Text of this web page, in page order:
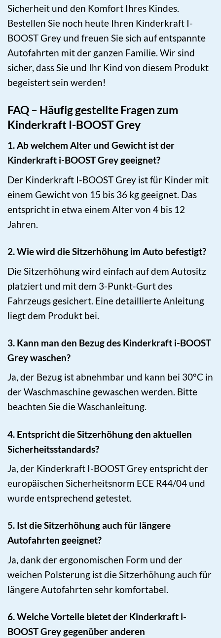
Sicherheit und den Komfort Ihres Kindes.
Bestellen Sie noch heute Ihren Kinderkraft I-
BOOST Grey und freuen Sie sich auf entspannte
Autofahrten mit der ganzen Familie. Wir sind
sicher, dass Sie und Ihr Kind von diesem Produkt
begeistert sein werden!
FAQ – Häufig gestellte Fragen zum
Kinderkraft I-BOOST Grey
1. Ab welchem Alter und Gewicht ist der
Kinderkraft i-BOOST Grey geeignet?
Der Kinderkraft I-BOOST Grey ist für Kinder mit
einem Gewicht von 15 bis 36 kg geeignet. Das
entspricht in etwa einem Alter von 4 bis 12
Jahren.
2. Wie wird die Sitzerhöhung im Auto befestigt?
Die Sitzerhöhung wird einfach auf dem Autositz
platziert und mit dem 3-Punkt-Gurt des
Fahrzeugs gesichert. Eine detaillierte Anleitung
liegt dem Produkt bei.
3. Kann man den Bezug des Kinderkraft i-BOOST
Grey waschen?
Ja, der Bezug ist abnehmbar und kann bei 30°C in
der Waschmaschine gewaschen werden. Bitte
beachten Sie die Waschanleitung.
4. Entspricht die Sitzerhöhung den aktuellen
Sicherheitsstandards?
Ja, der Kinderkraft I-BOOST Grey entspricht der
europäischen Sicherheitsnorm ECE R44/04 und
wurde entsprechend getestet.
5. Ist die Sitzerhöhung auch für längere
Autofahrten geeignet?
Ja, dank der ergonomischen Form und der
weichen Polsterung ist die Sitzerhöhung auch für
längere Autofahrten sehr komfortabel.
6. Welche Vorteile bietet der Kinderkraft i-
BOOST Grey gegenüber anderen